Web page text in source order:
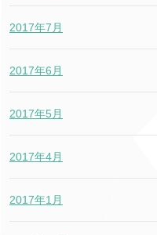
2017年7月
2017年6月
2017年5月
2017年4月
2017年1月